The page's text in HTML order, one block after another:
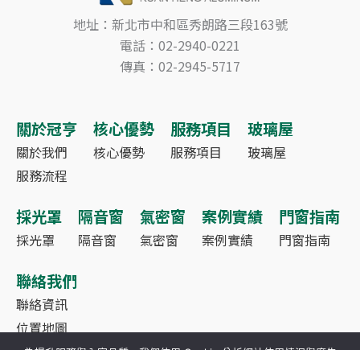
地址：新北市中和區秀朗路三段163號
電話：02-2940-0221
傳真：02-2945-5717
關於冠亨
關於我們
服務流程
核心優勢
核心優勢
服務項目
服務項目
玻璃屋
玻璃屋
採光罩
採光罩
隔音窗
隔音窗
氣密窗
氣密窗
案例實績
案例實績
門窗指南
門窗指南
聯絡我們
聯絡資訊
位置地圖